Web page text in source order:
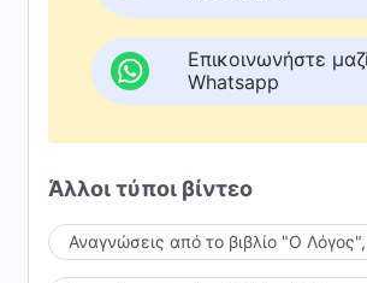
Επικοινωνήστε
Whatsapp
Άλλοι τύποι βίντεο
Αναγνώσεις από το βιβλίο "Ο